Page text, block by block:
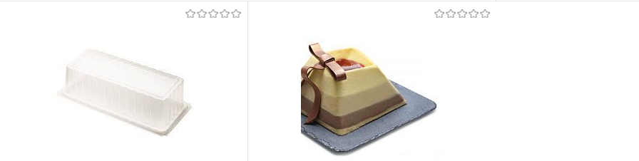
В корзину
Купить в 1 клик
В наличии
В корзину
Купить в 1 клик
Сравнение
В избранное
В наличии